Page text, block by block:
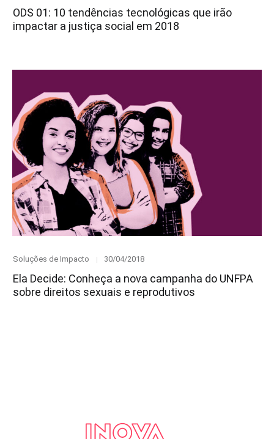
ODS 01: 10 tendências tecnológicas que irão
impactar a justiça social em 2018
Category
Soluções de Impacto
Posted
30/04/2018
Ela Decide: Conheça a nova campanha do UNFPA
sobre direitos sexuais e reprodutivos